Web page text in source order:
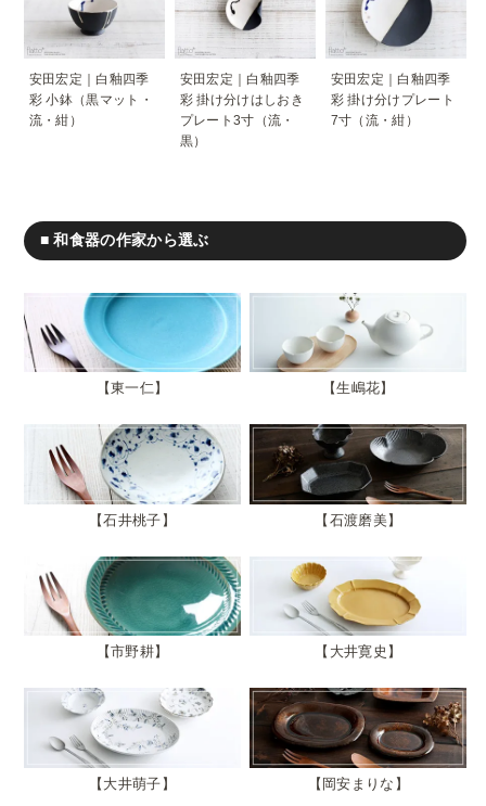
安田宏定｜白釉四季
彩 小鉢（黒マット・
流・紺）
安田宏定｜白釉四季
彩 掛け分けはしおき
プレート3寸（流・
黒）
安田宏定｜白釉四季
彩 掛け分けプレート
7寸（流・紺）
■ 和食器の作家から選ぶ
東一仁 生嶋花
石井桃子 石渡磨美
市野耕 大井寛史
大井萌子 岡安まりな